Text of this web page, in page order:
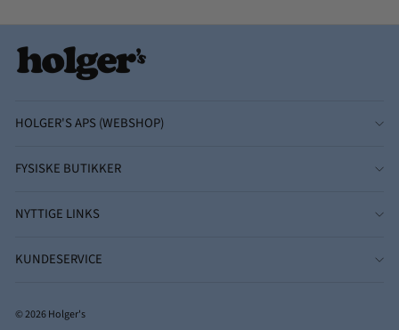
HOLGER'S APS (WEBSHOP)
FYSISKE BUTIKKER
NYTTIGE LINKS
KUNDESERVICE
© 2026 Holger's